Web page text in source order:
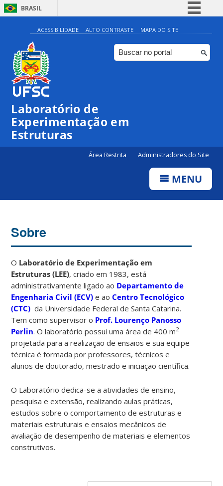
BRASIL
Simplifique!
Comunica BR
Participe
ACESSIBILIDADE ALTO CONTRASTE MAPA DO SITE
Laboratório de
Experimentação em
Estruturas
Área Restrita Administradores do Site
MENU
Sobre
O Laboratório de Experimentação em
Estruturas (LEE), criado em 1983, está
administrativamente ligado ao Departamento de
Engenharia Civil (ECV) e aoCentro Tecnológico
(CTC) da Universidade Federal de Santa Catarina.
Tem como supervisor o Prof. Lourenço Panosso
Perlin. O laboratório possui uma área de 400 m2
projetada para a realização de ensaios e sua equipe
técnica é formada por professores, técnicos e
alunos de doutorado, mestrado e iniciação científica.
O Laboratório dedica-se a atividades de ensino,
pesquisa e extensão, realizando aulas práticas,
estudos sobre o comportamento de estruturas e
materiais estruturais e ensaios mecânicos de
avaliação de desempenho de materiais e elementos
construtivos.